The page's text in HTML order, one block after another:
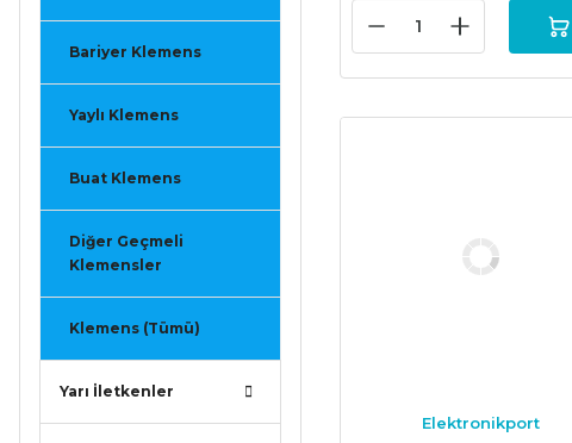
Bariyer Klemens
Yaylı Klemens
Buat Klemens
Diğer Geçmeli
Klemensler
Klemens (Tümü)
Yarı İletkenler
Elektronikport